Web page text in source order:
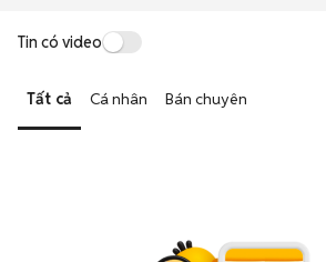
Tin có video
Tất cả Cá nhân Bán chuyên